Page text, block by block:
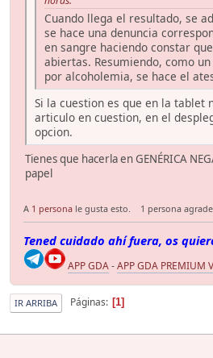
Cuando llega el resultado, se
se hace una denuncia
en sangre haciendo constar
abiertas. Resumiendo, como
por alcoholemia, se hace el
Si la cuestion es que en la tablet
articulo en cuestion, en el
opcion.
Tienes que hacerla en GENÉRICA
papel
A 1 persona le gusta esto. 1 persona
Tened cuidado ahí fuera, os
APP GDA-APP GDA PREMIUM
IR ARRIBA Páginas 1